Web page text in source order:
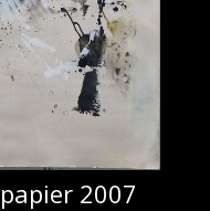
2007